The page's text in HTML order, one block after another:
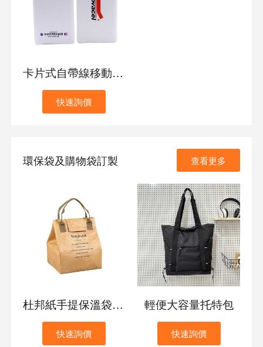
卡片式自帶線移動電源
快速詢價
環保袋及購物袋訂製 查看更多
杜邦紙手提保溫袋訂製
快速詢價
輕便大容量托特包
快速詢價